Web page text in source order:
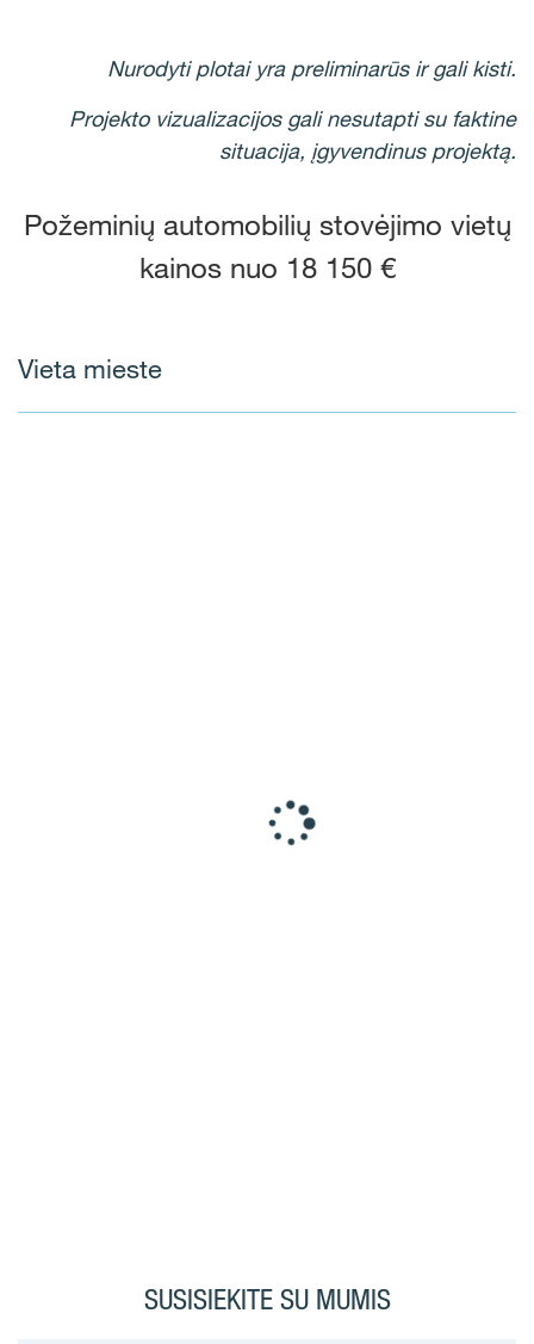
Nurodyti plotai yra preliminarūs ir gali kisti.
Projekto vizualizacijos gali nesutapti su faktine
situacija, įgyvendinus projektą.
Požeminių automobilių stovėjimo vietų
kainos nuo 18 150 €
Vieta mieste
SUSISIEKITE SU MUMIS